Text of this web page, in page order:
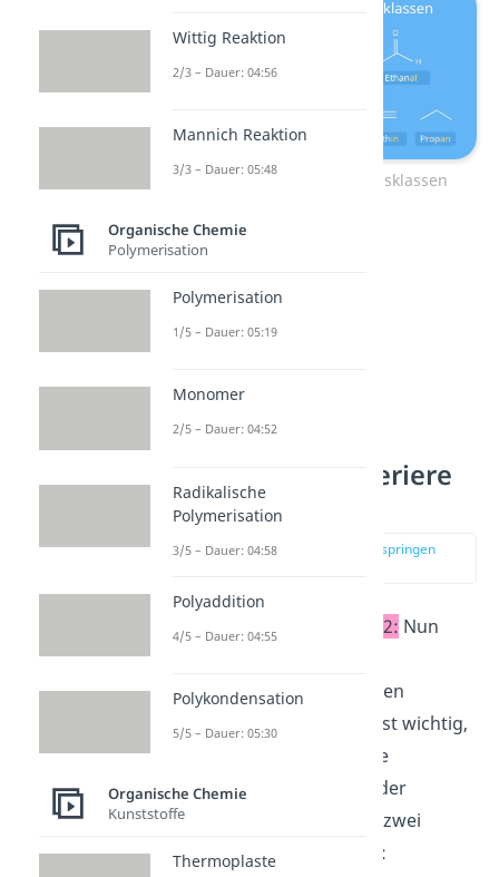
Nomenklatur Verbindungsklassen
Schritt 2: Nummeriere
die Hauptkette
zur Stelle im Video springen
Weiter geht es mit Schritt 2: Nun
Kohlenstoffkette
mit Zahlen
durchnummerieren
. Das ist wichtig,
damit du weißt, wo welche
Substituenten liegen. Bei der
Nummerierung musst du zwei
wichtige Regeln beachten:
Wittig Reaktion
2/3 – Dauer: 04:56
Mannich Reaktion
3/3 – Dauer: 05:48
Organische Chemie
Polymerisation
Polymerisation
1/5 – Dauer: 05:19
Monomer
2/5 – Dauer: 04:52
Radikalische
Polymerisation
3/5 – Dauer: 04:58
Polyaddition
4/5 – Dauer: 04:55
Polykondensation
5/5 – Dauer: 05:30
Organische Chemie
Kunststoffe
Thermoplaste